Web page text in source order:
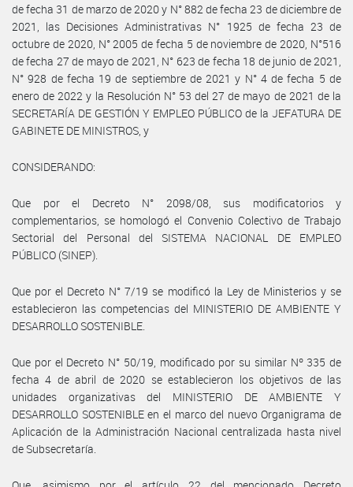
de fecha 31 de marzo de 2020 y N° 882 de fecha 23 de diciembre de
2021, las Decisiones Administrativas N° 1925 de fecha 23 de
octubre de 2020, N° 2005 de fecha 5 de noviembre de 2020, N°516
de fecha 27 de mayo de 2021, N° 623 de fecha 18 de junio de 2021,
N° 928 de fecha 19 de septiembre de 2021 y N° 4 de fecha 5 de
enero de 2022 y la Resolución N° 53 del 27 de mayo de 2021 de la
SECRETARÍA DE GESTIÓN Y EMPLEO PÚBLICO de la JEFATURA DE
GABINETE DE MINISTROS, y
CONSIDERANDO:
Que por el Decreto N° 2098/08, sus modificatorios y
complementarios, se homologó el Convenio Colectivo de Trabajo
Sectorial del Personal del SISTEMA NACIONAL DE EMPLEO
PÚBLICO (SINEP).
Que por el Decreto N° 7/19 se modificó la Ley de Ministerios y se
establecieron las competencias del MINISTERIO DE AMBIENTE Y
DESARROLLO SOSTENIBLE.
Que por el Decreto N° 50/19, modificado por su similar Nº 335 de
fecha 4 de abril de 2020 se establecieron los objetivos de las
unidades organizativas del MINISTERIO DE AMBIENTE Y
DESARROLLO SOSTENIBLE en el marco del nuevo Organigrama de
Aplicación de la Administración Nacional centralizada hasta nivel
de Subsecretaría.